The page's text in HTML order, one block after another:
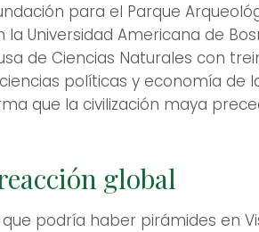
para el Parque
Universidad Americana de
de Ciencias Naturales con
políticas y economía de
que la civilización maya
global
podría haber pirámides en